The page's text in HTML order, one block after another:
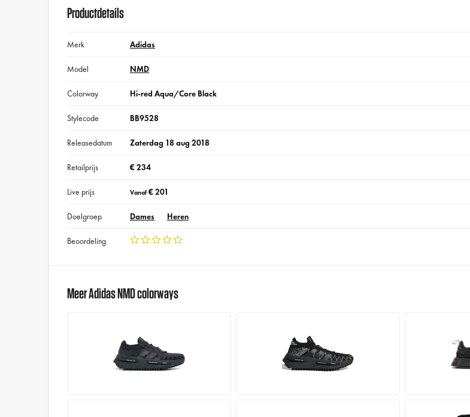
Productdetails
Merk Adidas
Model NMD
Colorway Hi-red Aqua/Core Black
Stylecode BB9528
Releasedatum Zaterdag 18 aug 2018
Retailprijs € 234
Live prijs Vanaf€ 201
Doelgroep Dames Heren
Beoordeling
Meer Adidas NMD colorways